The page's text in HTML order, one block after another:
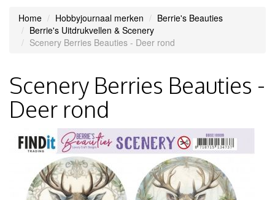
Home Hobbyjournaal merken
Berrie's Beauties
Berrie's Uitdrukvellen & Scenery
Scenery Berries Beauties - Deer rond
Scenery Berries Beauties -
Deer rond